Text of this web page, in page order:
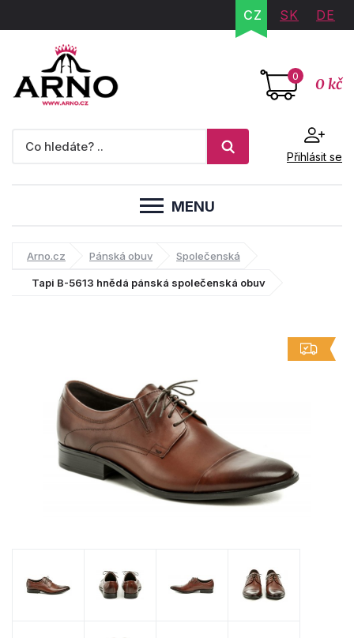
CZ SK DE
0 0 kč
Přihlásit se
MENU
Arno.cz Pánská obuv Společenská
Tapi B-5613 hnědá pánská společenská obuv